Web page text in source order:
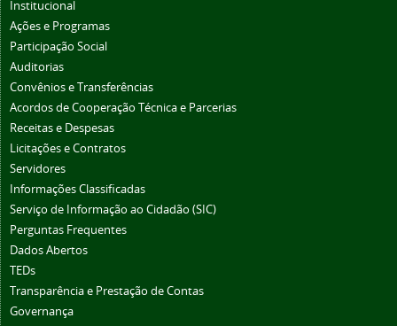
Institucional
Ações e Programas
Participação Social
Auditorias
Convênios e Transferências
Acordos de Cooperação Técnica e Parcerias
Receitas e Despesas
Licitações e Contratos
Servidores
Informações Classificadas
Serviço de Informação ao Cidadão (SIC)
Perguntas Frequentes
Dados Abertos
TEDs
Transparência e Prestação de Contas
Governança